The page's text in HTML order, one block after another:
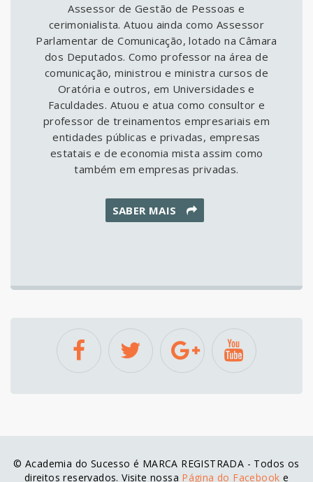
Assessor de Gestão de Pessoas e
cerimonialista. Atuou ainda como Assessor
Parlamentar de Comunicação, lotado na Câmara
dos Deputados. Como professor na área de
comunicação, ministrou e ministra cursos de
Oratória e outros, em Universidades e
Faculdades. Atuou e atua como consultor e
professor de treinamentos empresariais em
entidades públicas e privadas, empresas
estatais e de economia mista assim como
também em empresas privadas.
SABER MAIS
© Academia do Sucesso é MARCA REGISTRADA - Todos os
direitos reservados. Visite nossa Página do Facebook e